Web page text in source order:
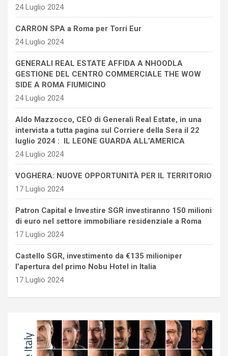
24 Luglio 2024
CARRON SPA a Roma per Torri Eur
24 Luglio 2024
GENERALI REAL ESTATE AFFIDA A NHOODLA
GESTIONE DEL CENTRO COMMERCIALE THE WOW
SIDE A ROMA FIUMICINO
24 Luglio 2024
Aldo Mazzocco, CEO di Generali Real Estate, in una
intervista a tutta pagina sul Corriere della Sera il 22
luglio 2024 : IL LEONE GUARDA ALL’AMERICA
24 Luglio 2024
VOGHERA: NUOVE OPPORTUNITÀ PER IL TERRITORIO
17 Luglio 2024
Patron Capital e Investire SGR investiranno 150 milioni
di euro nel settore immobiliare residenziale a Roma
17 Luglio 2024
Castello SGR, investimento da €135 milioniper
l’apertura del primo Nobu Hotel in Italia
17 Luglio 2024